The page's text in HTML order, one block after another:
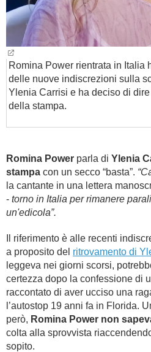
Romina Power rientrata in Italia
delle nuove indiscrezioni sulla
Ylenia Carrisi e ha deciso di
della stampa.
Romina Power parla di Ylenia
stampa con un secco “basta”.
la cantante in una lettera
- torno in Italia per rimanere
un'edicola”.
Il riferimento è alle recenti
a proposito del ritrovamento di
leggeva nei giorni scorsi,
certezza dopo la confessione di
raccontato di aver ucciso una
l’autostop 19 anni fa in Florida.
però, Romina Power non
colta alla sprovvista
sopito.